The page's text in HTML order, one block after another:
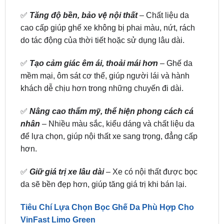
do tác động của thời tiết hoặc sử dụng lâu dài.
✅ Tạo cảm giác êm ái, thoải mái hơn – Ghế da
khách dễ chịu hơn trong những chuyến đi dài.
✅Nâng cao thẩm mỹ, thể hiện phong cách cá
để lựa chọn, giúp nội thất xe sang trọng, đẳng cấp
hơn.
✅Giữ giá trị xe lâu dài
Tiêu Chí Lựa Chọn Bọc Ghế Da Phù Hợp Cho